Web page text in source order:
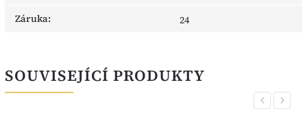
Záruka: 24
SOUVISEJÍCÍ PRODUKTY
Previous
Next